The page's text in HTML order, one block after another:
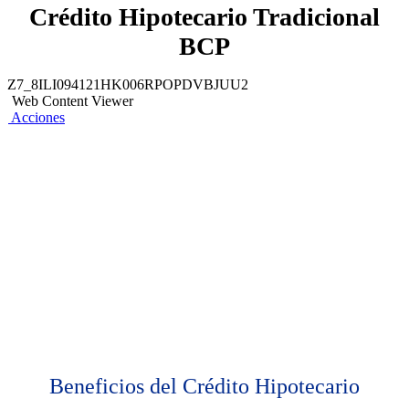
Crédito Hipotecario Tradicional
BCP
Z7_8ILI094121HK006RPOPDVBJUU2
Web Content Viewer
Acciones
Beneficios del Crédito Hipotecario